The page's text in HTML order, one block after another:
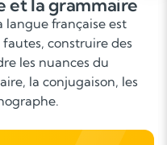
écrite et orale
place importante
oraux du brevet et du
expressive. Savoir
et structurer ses
l’avenir.